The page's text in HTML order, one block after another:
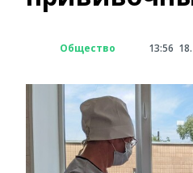
Общество 13:56